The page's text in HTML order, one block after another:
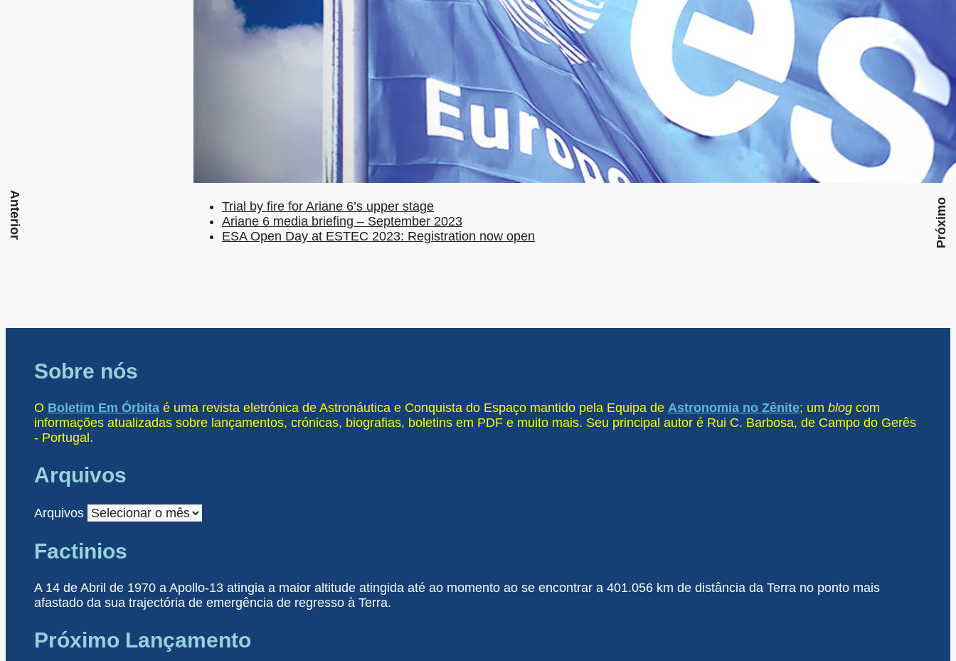
Trial by fire for Ariane 6’s upper stage
Ariane 6 media briefing – September 2023
ESA Open Day at ESTEC 2023: Registration now open
Anterior Próximo
Sobre nós
O Boletim Em Órbita é uma revista eletrónica de Astronáutica e Conquista do Espaço mantido pela Equipa de Astronomia no Zênite; um blog com
informações atualizadas sobre lançamentos, crónicas, biografias, boletins em PDF e muito mais. Seu principal autor é Rui C. Barbosa, de Campo do Gerês
- Portugal.
Arquivos
Arquivos
Factinios
A 14 de Abril de 1970 a Apollo-13 atingia a maior altitude atingida até ao momento ao se encontrar a 401.056 km de distância da Terra no ponto mais
afastado da sua trajectória de emergência de regresso à Terra.
Próximo Lançamento